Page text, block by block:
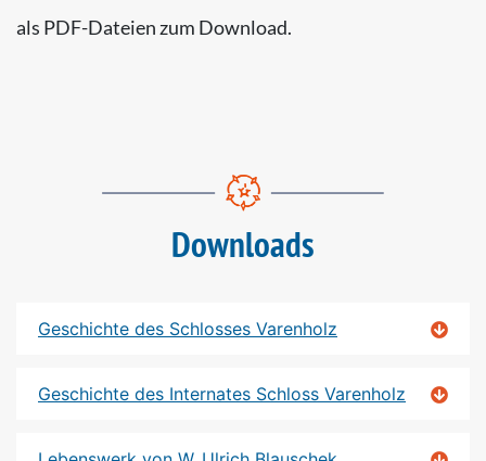
als PDF-Dateien zum Download.
Downloads
Geschichte des Schlosses Varenholz
Geschichte des Internates Schloss Varenholz